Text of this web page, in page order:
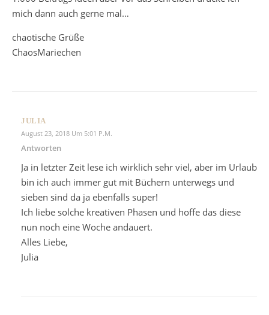
mich dann auch gerne mal…
chaotische Grüße
ChaosMariechen
JULIA
August 23, 2018 Um 5:01 P.m.
Antworten
Ja in letzter Zeit lese ich wirklich sehr viel, aber im Urlaub
bin ich auch immer gut mit Büchern unterwegs und
sieben sind da ja ebenfalls super!
Ich liebe solche kreativen Phasen und hoffe das diese
nun noch eine Woche andauert.
Alles Liebe,
Julia